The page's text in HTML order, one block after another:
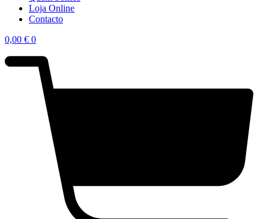
Loja Online
Contacto
0,00 € 0